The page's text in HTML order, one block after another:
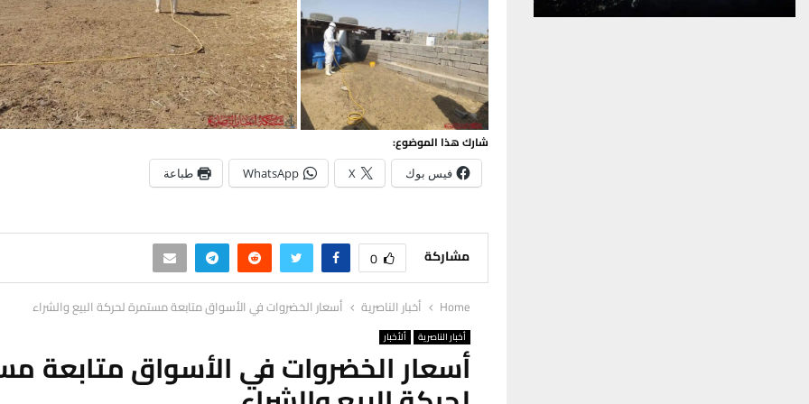
شارك هذا الموضوع:
فيس بوك X
WhatsApp طباعة
مشاركة 0
Home أخبار الناصرية أسعار الخضروات في الأسواق متابعة مستمرة لحركة البيع والشراء
أخبار الناصرية ألأخبار
أسعار الخضروات في الأسواق متابعة